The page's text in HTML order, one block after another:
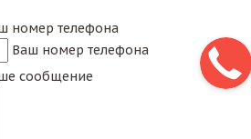
номер телефона
Ваш номер телефона
сообщение